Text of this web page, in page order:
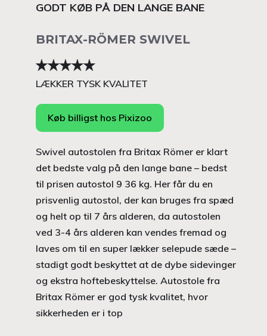
GODT KØB PÅ DEN LANGE BANE
BRITAX-RÖMER SWIVEL
LÆKKER TYSK KVALITET
Køb billigst hos Pixizoo
Swivel autostolen fra Britax Römer er klart
det bedste valg på den lange bane – bedst
til prisen autostol 9 36 kg. Her får du en
prisvenlig autostol, der kan bruges fra spæd
og helt op til 7 års alderen, da autostolen
ved 3-4 års alderen kan vendes fremad og
laves om til en super lækker selepude sæde –
stadigt godt beskyttet at de dybe sidevinger
og ekstra hoftebeskyttelse. Autostole fra
Britax Römer er god tysk kvalitet, hvor
sikkerheden er i top